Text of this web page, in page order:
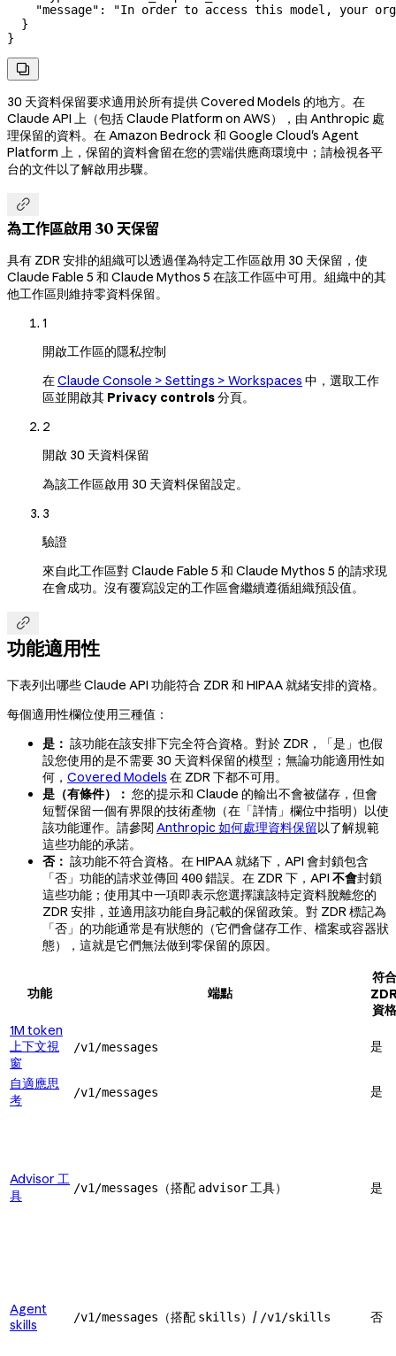
    "message"
:
"In order to access this model, your
  }
}

30 天資料保留要求適用於所有提供 Covered Models 的地方。在
Claude API 上（包括 Claude Platform on AWS），由 Anthropic 處
理保留的資料。在 Amazon Bedrock 和 Google Cloud's Agent
Platform 上，保留的資料會留在您的雲端供應商環境中；請檢視各平
台的文件以了解啟用步驟。

為工作區啟用 30 天保留
具有 ZDR 安排的組織可以透過僅為特定工作區啟用 30 天保留，使
Claude Fable 5 和 Claude Mythos 5 在該工作區中可用。組織中的其
他工作區則維持零資料保留。
1
開啟工作區的隱私控制
在Claude Console > Settings > Workspaces 中，選取工作
區並開啟其 Privacy controls分頁。
2
開啟 30 天資料保留
為該工作區啟用 30 天資料保留設定。
3
驗證
來自此工作區對 Claude Fable 5 和 Claude Mythos 5 的請求現
在會成功。沒有覆寫設定的工作區會繼續遵循組織預設值。

功能適用性
下表列出哪些 Claude API 功能符合 ZDR 和 HIPAA 就緒安排的資格。
每個適用性欄位使用三種值：
是： 該功能在該安排下完全符合資格。對於 ZDR，「是」也假
設您使用的是不需要 30 天資料保留的模型；無論功能適用性如
何， Covered Models 在 ZDR 下都不可用。
是（有條件）： 您的提示和 Claude 的輸出不會被儲存，但會
短暫保留一個有界限的技術產物（在「詳情」欄位中指明）以使
該功能運作。請參閱Anthropic 如何處理資料保留以了解規範
這些功能的承諾。
否： 該功能不符合資格。在 HIPAA 就緒下，API 會封鎖包含
「否」功能的請求並傳回 400錯誤。在 ZDR 下，API 不會封鎖
這些功能；使用其中一項即表示您選擇讓該特定資料脫離您的
ZDR 安排，並適用該功能自身記載的保留政策。對 ZDR 標記為
「否」的功能通常是有狀態的（它們會儲存工作、檔案或容器狀
態），這就是它們無法做到零保留的原因。
功能 端點
符合
資格
1M token
上下文視
窗
/v1/messages 是
自適應思
考
/v1/messages 是
Advisor 工
具
/v1/messages （搭配 advisor工具） 是
Agent
skills
/v1/messages （搭配 skills）/ /v1/skills 否